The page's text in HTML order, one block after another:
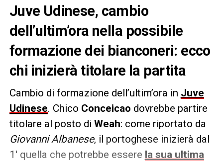
Juve Udinese, cambio
dell’ultim’ora nella possibile
formazione dei bianconeri: ecco
chi inizierà titolare la partita
Cambio di formazione dell’ultim’ora in Juve
Udinese. Chico Conceicao dovrebbe partire
titolare al posto di Weah: come riportato da
Giovanni Albanese, il portoghese inizierà dal
1′ quella che potrebbe essere la sua ultima